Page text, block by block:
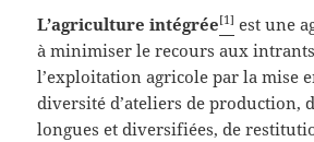
L’agriculture intégrée[1] est une
à minimiser le recours aux
l’exploitation agricole par la mise
diversité d’ateliers de production,
longues et diversifiées, de